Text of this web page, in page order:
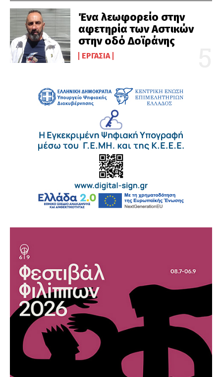
Ένα λεωφορείο στην
αφετηρία των Αστικών
στην οδό Δοϊράνης
ΕΡΓΑΣΊΑ